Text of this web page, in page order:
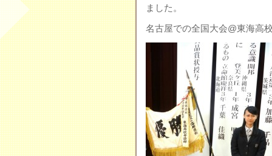
ました。
名古屋での全国大会@東海高